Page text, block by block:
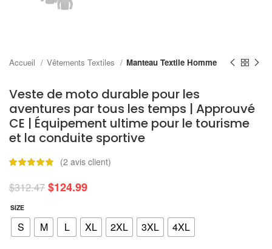
Accueil Vêtements Textiles Manteau Textile Homme
Veste de moto durable pour les
aventures par tous les temps | Approuvé
CE | Équipement ultime pour le tourisme
et la conduite sportive
(2 avis client)
$312.47 $124.99
SIZE
S M L XL 2XL 3XL 4XL